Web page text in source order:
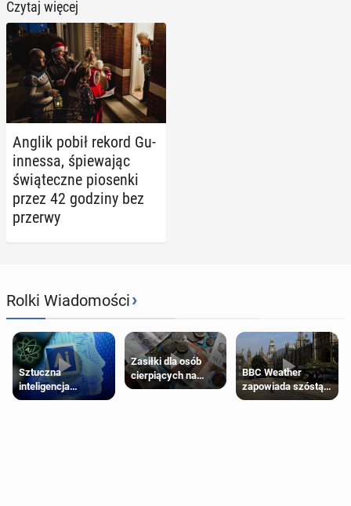
Czytaj więcej
Anglik pobił rekord Gu­
in­nes­sa, śpie­wa­jąc
świą­tecz­ne pio­sen­ki
przez 42 godziny bez
przerwy
Rolki Wiadomości›
Sztuczna
inteligencja
próbowała oszukać
Zasiłki dla osób
cierpiących na
schorzenia
BBC Weather
zapowiada szóstą
falę upałów w